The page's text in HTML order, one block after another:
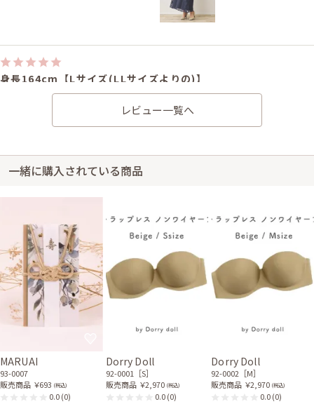
身長164cm【Lサイズ(LLサイズよりの)】
2025/06/28 結婚式 (友人として)
かわいくて、扱いやすく助かりました。
シルバーグレーの花柄刺繍
ミディ丈ドレス
身長151cm【Mサイズ】
30代前半2023/01/21 結婚式 (友人として)
ヘッドドレスも可愛かったです。
レンタル/購入した商品
レビュー一覧へ
一緒に購入されている商品
MARUAI
93-0007
販売商品 ￥693 (税込)
0.0(0)
Dorry Doll
92-0001［S］
販売商品 ￥2,970 (税込)
0.0(0)
Dorry Doll
92-0002［M］
販売商品 ￥2,970 (税込)
0.0(0)